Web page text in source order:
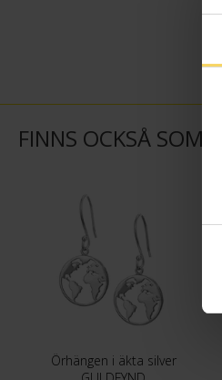
FINNS OCKSÅ SOM
Örhängen i äkta silver